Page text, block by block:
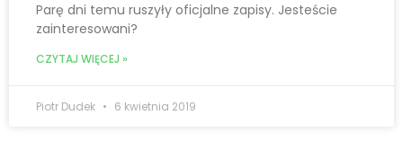
Parę dni temu ruszyły oficjalne zapisy. Jesteście
zainteresowani?
CZYTAJ WIĘCEJ »
Piotr Dudek 6 kwietnia 2019